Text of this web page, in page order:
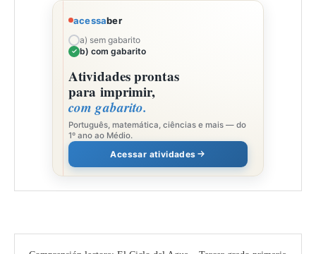
acessaber
a) sem gabarito
b) com gabarito
Atividades prontas
para imprimir,
com gabarito.
Português, matemática, ciências e mais — do
1º ano ao Médio.
Acessar atividades